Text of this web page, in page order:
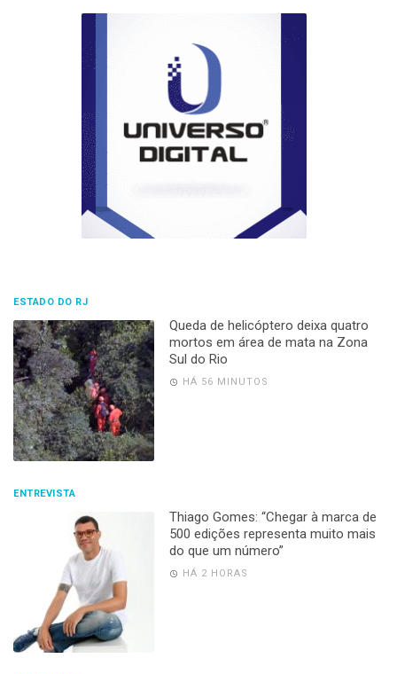
ESTADO DO RJ
Queda de helicóptero deixa quatro
mortos em área de mata na Zona
Sul do Rio
HÁ 56 MINUTOS
ENTREVISTA
Thiago Gomes: “Chegar à marca de
500 edições representa muito mais
do que um número”
HÁ 2 HORAS